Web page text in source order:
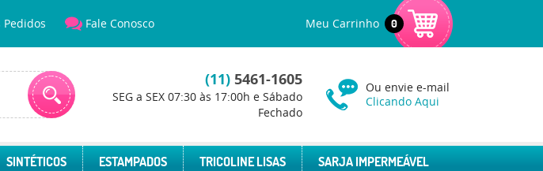
Pedidos Fale Conosco Meu Carrinho 0
(11) 5461-1605
SEG a SEX 07:30 às 17:00h e Sábado
Fechado
Ou envie e-mail
Clicando Aqui
SINTÉTICOS ESTAMPADOS TRICOLINE LISAS
SARJA IMPERMEÁVEL